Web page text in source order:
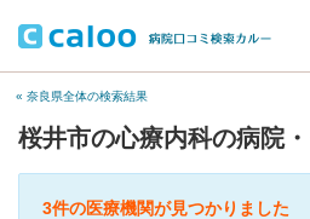
« 奈良県全体の検索結果
桜井市の心療内科の病院
3件の医療機関が見つかりました